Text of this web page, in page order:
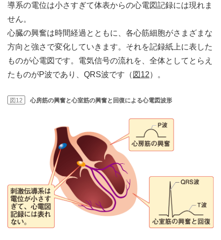
導系の電位は小さすぎて体表からの心電図記録には現れま
せん。
心臓の興奮は時間経過とともに、各心筋細胞がさまざまな
方向と強さで変化していきます。それを記録紙上に表した
ものが心電図です。電気信号の流れを、全体としてとらえ
たものがP波であり、QRS波です（ 図12）。
図12 心房筋の興奮と心室筋の興奮と回復による心電図波形